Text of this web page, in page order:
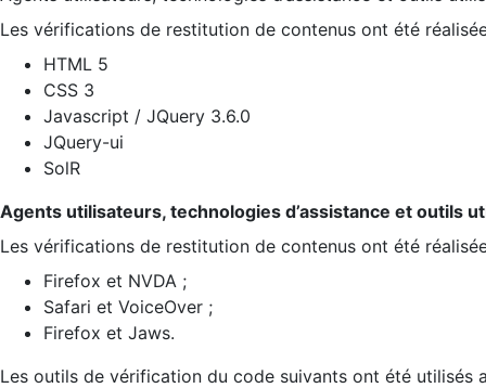
Les vérifications de restitution de contenus ont été
HTML 5
CSS 3
Javascript / JQuery 3.6.0
JQuery-ui
SolR
Agents utilisateurs, technologies d’assistance et outils
Les vérifications de restitution de contenus ont été
Firefox et NVDA ;
Safari et VoiceOver ;
Firefox et Jaws.
Les outils de vérification du code suivants ont été utilisés